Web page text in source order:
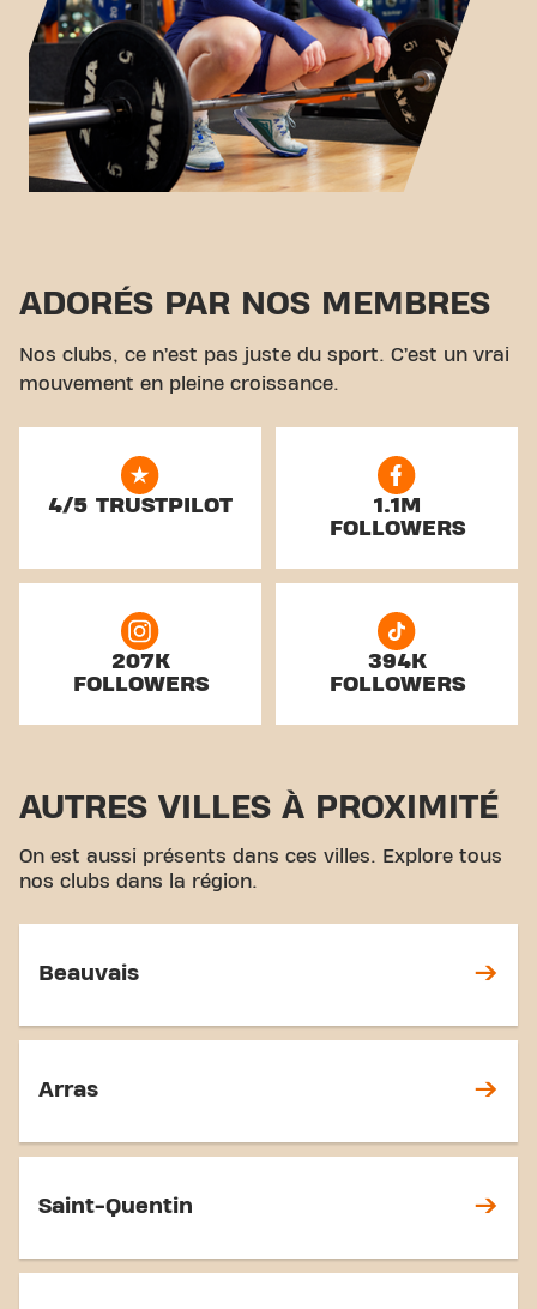
ADORÉS PAR NOS MEMBRES
Nos clubs, ce n’est pas juste du sport. C’est un vrai
mouvement en pleine croissance.
4/5 TRUSTPILOT
1.1M
FOLLOWERS
207K
FOLLOWERS
394K
FOLLOWERS
AUTRES VILLES À PROXIMITÉ
On est aussi présents dans ces villes. Explore tous
nos clubs dans la région.
Beauvais
Arras
Saint-Quentin